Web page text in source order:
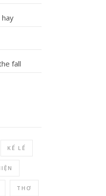
fall
KỂ LỂ
THƠ